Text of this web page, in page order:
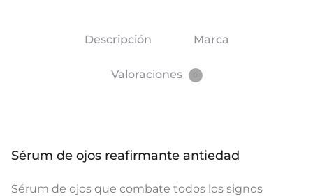
Descripción Marca
Valoraciones
Sérum de ojos reafirmante antiedad
Sérum de ojos que combate todos los signos